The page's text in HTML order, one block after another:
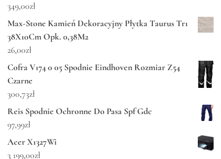
349,00zł
Max-Stone Kamień Dekoracyjny Płytka Taurus Tr1
38X10Cm Opk. 0,38M2
26,00zł
Cofra V174 0 05 Spodnie Eindhoven Rozmiar Z54
Czarne
300,73zł
Reis Spodnie Ochronne Do Pasa Spf Gdc
97,99zł
Acer X1327Wi
3 199,00zł